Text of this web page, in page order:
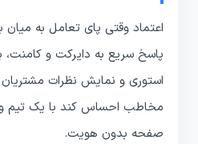
اعتماد وقتی پای تعامل به میان
پاسخ سریع به دایرکت و
استوری و نمایش نظرات
مخاطب احساس کند با یک تیم
صفحه بدون هویت.